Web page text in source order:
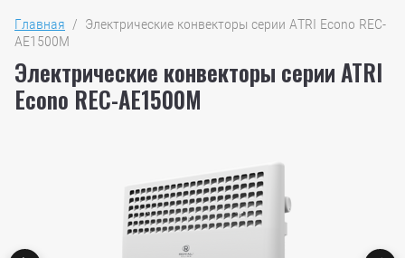
Главная
  /  Электрические конвекторы серии ATRI Econo REC-
AE1500M
Электрические конвекторы серии ATRI
Econo REC-AE1500M